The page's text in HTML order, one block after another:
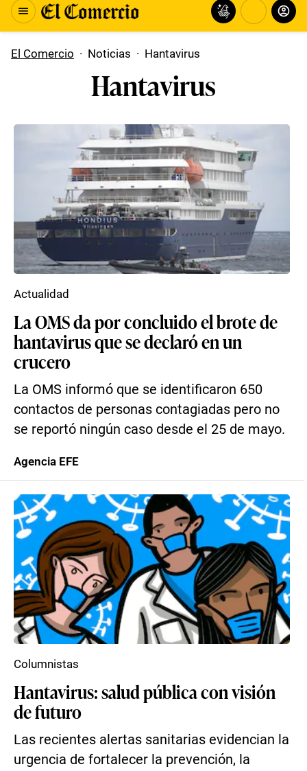
El Comercio · Noticias · Hantavirus
Hantavirus
La OMS da por concluido el brote de
hantavirus que se declaró en un
crucero
La OMS informó que se identificaron 650
contactos de personas contagiadas pero no
se reportó ningún caso desde el 25 de mayo.
Actualidad
Agencia EFE
Hantavirus: salud pública con visión
de futuro
Las recientes alertas sanitarias evidencian la
urgencia de fortalecer la prevención, la
Columnistas